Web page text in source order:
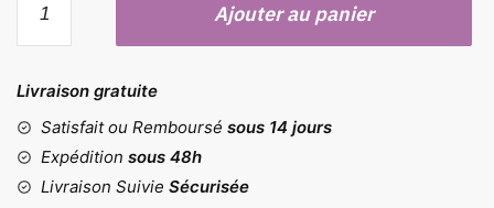
Moule
rond
Ajouter au panier
Livraison gratuite
Satisfait ou Remboursé sous 14 jours
Expédition sous 48h
Livraison Suivie Sécurisée